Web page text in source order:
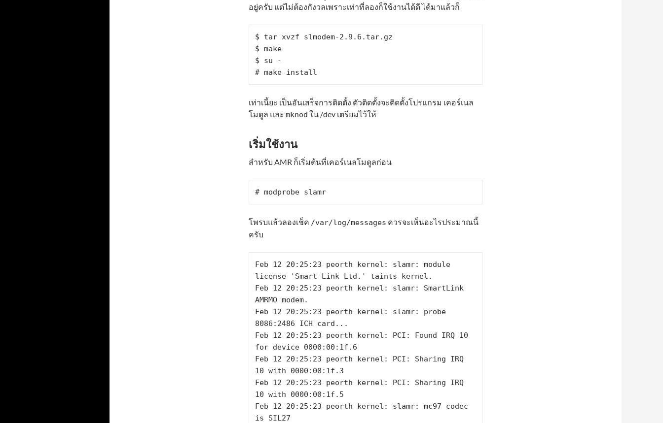
อยู่ครับ แต่ไม่ต้องกังวลเพราะเท่าที่ลองก็ใช้งานได้ดี ได้มาแล้วก็
$ tar xvzf slmodem-2.9.6.tar.gz
$ make
$ su -
# make install
เท่าเนี้ยะ เป็นอันเสร็จการติดตั้ง ตัวติดตั้งจะติดตั้งโปรแกรม เคอร์เนล
โมดูล และ mknod ใน /dev เตรียมไว้ให้
เริ่มใช้งาน
สำหรับ AMR ก็เริ่มต้นที่เคอร์เนลโมดูลก่อน
# modprobe slamr
โพรบแล้วลองเช็ค /var/log/messages ควรจะเห็นอะไรประมาณนี้
ครับ
Feb 12 20:25:23 peorth kernel: slamr: module
license 'Smart Link Ltd.' taints kernel.
Feb 12 20:25:23 peorth kernel: slamr: SmartLink
AMRMO modem.
Feb 12 20:25:23 peorth kernel: slamr: probe
8086:2486 ICH card...
Feb 12 20:25:23 peorth kernel: PCI: Found IRQ 10
for device 0000:00:1f.6
Feb 12 20:25:23 peorth kernel: PCI: Sharing IRQ
10 with 0000:00:1f.3
Feb 12 20:25:23 peorth kernel: PCI: Sharing IRQ
10 with 0000:00:1f.5
Feb 12 20:25:23 peorth kernel: slamr: mc97 codec
is SIL27